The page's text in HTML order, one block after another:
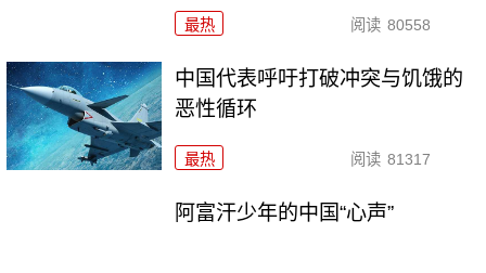
最热 阅读 80558
中国代表呼吁打破冲突与饥饿的
恶性循环
最热 阅读 81317
阿富汗少年的中国“心声”